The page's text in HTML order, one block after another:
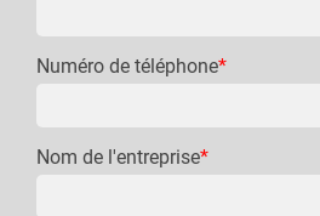
Numéro de téléphone*
Nom de l'entreprise*